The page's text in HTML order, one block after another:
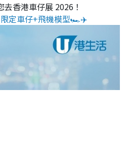
去香港車仔展 2026！
限定車仔+飛機模型🏎️✈️